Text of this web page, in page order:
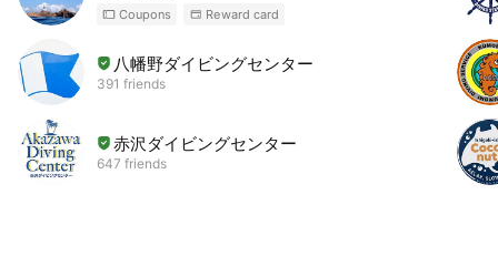
Coupons Reward card
八幡野ダイビングセンター
391 friends
赤沢ダイビングセンター
647 friends